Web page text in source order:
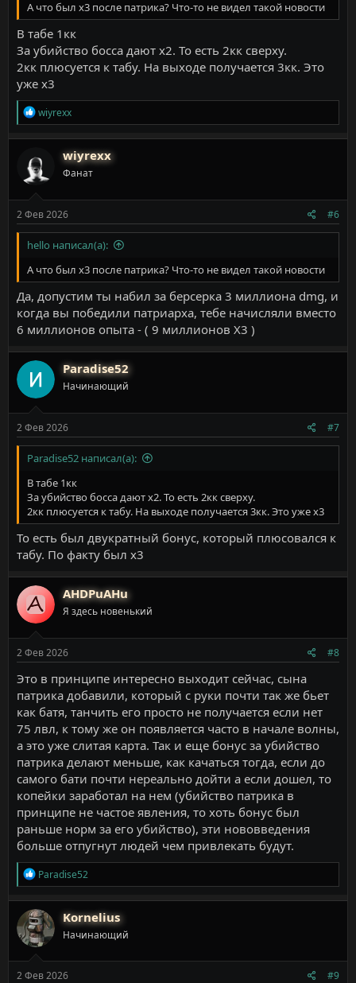
А что был х3 после патрика? Что-то не видел такой новости
В табе 1кк
За убийство босса дают х2. То есть 2кк сверху.
2кк плюсуется к табу. На выходе получается 3кк. Это
уже х3
Р
е
а
ц
и
wiyrexx
wiyrexx
Фанат
2 Фев 2026 #6
hello написал(а):
А что был х3 после патрика? Что-то не видел такой новости
Да, допустим ты набил за берсерка 3 миллиона dmg, и
когда вы победили патриарха, тебе начисляли вместо
6 миллионов опыта - ( 9 миллионов X3 )
Paradise52
Начинающий
2 Фев 2026 #7
Paradise52 написал(а):
В табе 1кк
За убийство босса дают х2. То есть 2кк сверху.
2кк плюсуется к табу. На выходе получается 3кк. Это уже х3
То есть был двукратный бонус, который плюсовался к
табу. По факту был х3
AHDPuAHu
Я здесь новенький
2 Фев 2026 #8
Это в принципе интересно выходит сейчас, сына
патрика добавили, который с руки почти так же бьет
как батя, танчить его просто не получается если нет
75 лвл, к тому же он появляется часто в начале волны,
а это уже слитая карта. Так и еще бонус за убийство
патрика делают меньше, как качаться тогда, если до
самого бати почти нереально дойти а если дошел, то
копейки заработал на нем (убийство патрика в
принципе не частое явления, то хоть бонус был
раньше норм за его убийство), эти нововведения
больше отпугнут людей чем привлекать будут.
Р
е
а
к
ц
и
и
Paradise52
Kornelius
Начинающий
2 Фев 2026 #9